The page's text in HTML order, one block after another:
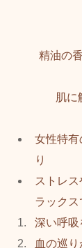
精油の
肌に
女性特有
り
ストレ
ラック
深い呼吸
血の巡り